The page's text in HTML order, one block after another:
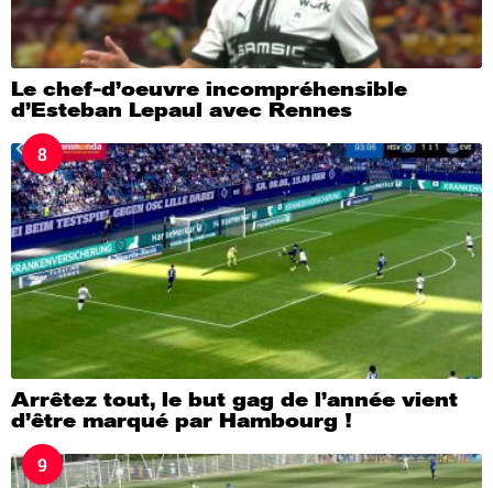
Le chef-d’oeuvre incompréhensible
d’Esteban Lepaul avec Rennes
8
Arrêtez tout, le but gag de l’année vient
d’être marqué par Hambourg !
9